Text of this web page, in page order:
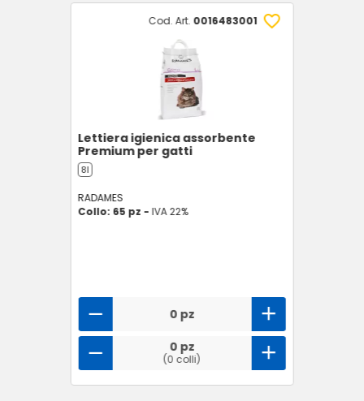
Cod. Art. 0016483001
Lettiera igienica assorbente
Premium per gatti
8l
RADAMES
Collo: 65 pz - IVA 22%
0 pz
0 pz
(0 colli)